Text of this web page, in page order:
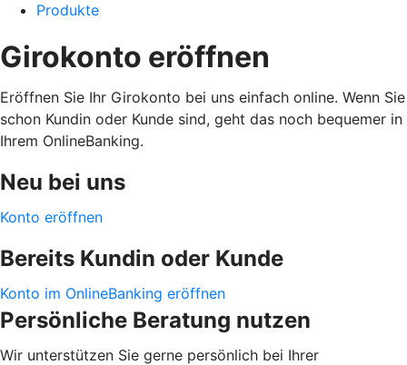
Produkte
Girokonto eröffnen
Eröffnen Sie Ihr Girokonto bei uns einfach online. Wenn Sie
schon Kundin oder Kunde sind, geht das noch bequemer in
Ihrem OnlineBanking.
Neu bei uns
Konto eröffnen
Bereits Kundin oder Kunde
Konto im OnlineBanking eröffnen
Persönliche Beratung nutzen
Wir unterstützen Sie gerne persönlich bei Ihrer